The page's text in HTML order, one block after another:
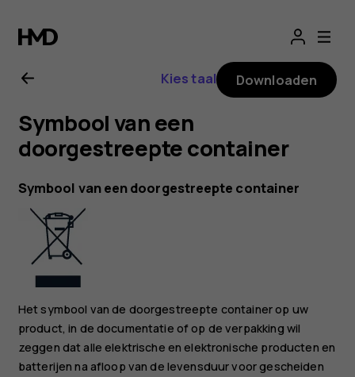
voor
Nokia
G20
Kies taal Downloaden
Symbool van een
doorgestreepte container
Symbool van een doorgestreepte container
Het symbool van de doorgestreepte container op uw
product, in de documentatie of op de verpakking wil
zeggen dat alle elektrische en elektronische producten en
batterijen na afloop van de levensduur voor gescheiden